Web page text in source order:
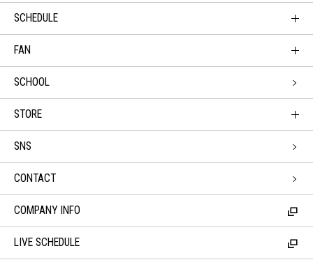
SCHEDULE
FAN
SCHOOL
STORE
SNS
CONTACT
COMPANY INFO
LIVE SCHEDULE